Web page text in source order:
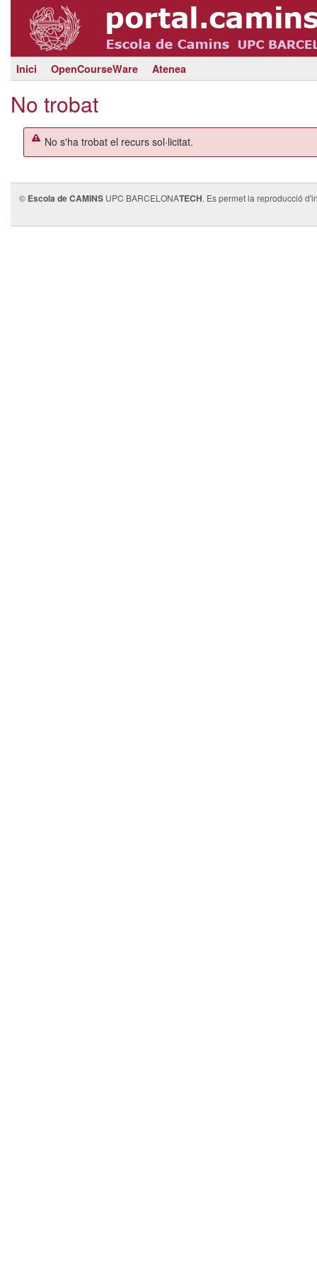
Inici OpenCourseWare Atenea
No trobat
No s'ha trobat el recurs sol·licitat.
© Escola de CAMINS UPC BARCELONATECH. Es permet la reproducció